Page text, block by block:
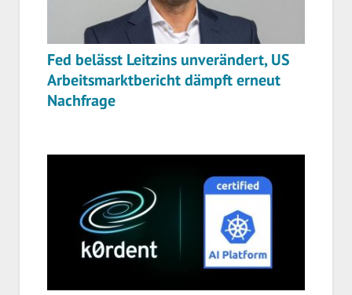
Fed belässt Leitzins unverändert, US
Arbeitsmarktbericht dämpft erneut
Nachfrage